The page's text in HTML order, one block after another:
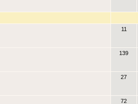
11
139
27
72